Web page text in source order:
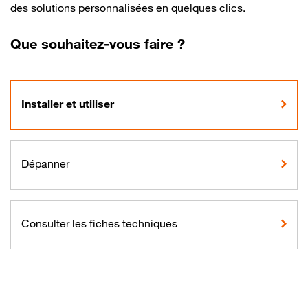
des solutions personnalisées en quelques clics.
Que souhaitez-vous faire ?
Installer et utiliser
Dépanner
Consulter les fiches techniques